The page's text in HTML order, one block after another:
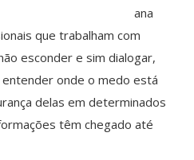
ana
que trabalham com
esconder e sim dialogar,
onde o medo está
delas em determinados
têm chegado até